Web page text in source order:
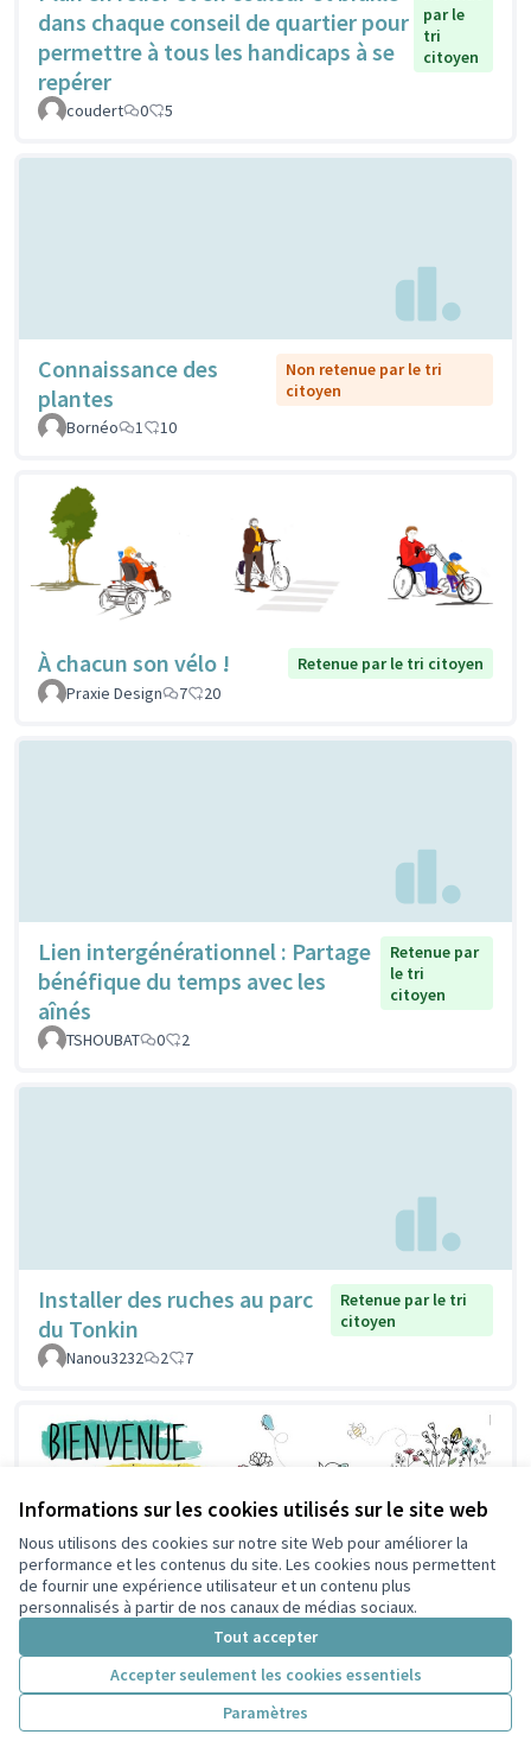
Informations sur les cookies utilisés sur le site web
Nous utilisons des cookies sur notre site Web pour améliorer la
performance et les contenus du site. Les cookies nous permettent
de fournir une expérience utilisateur et un contenu plus
personnalisés à partir de nos canaux de médias sociaux.
Tout accepter
Accepter seulement les cookies essentiels
Paramètres
dans chaque conseil de quartier pour
permettre à tous les handicaps à se
repérer
par le
tri
citoyen
coudert 0 5
Connaissance des
plantes
Non retenue par le tri
citoyen
Bornéo
1 10
À chacun son vélo !
Retenue par le tri citoyen
Praxie Design
7 20
Lien intergénérationnel : Partage
bénéfique du temps avec les
aînés
Retenue par
le tri
citoyen
TSHOUBAT 0 2
Installer des ruches au parc
du Tonkin
Retenue par le tri
citoyen
Nanou3232
2 7